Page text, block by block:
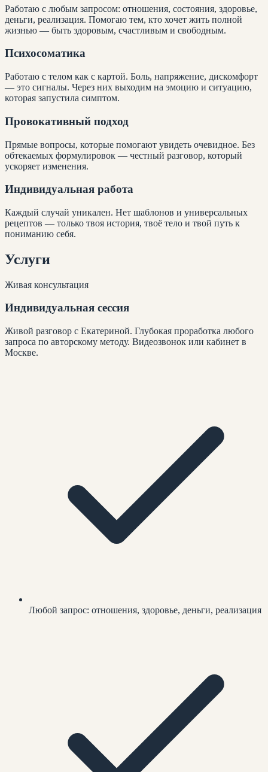
Работаю с любым запросом: отношения, состояния, здоровье,
деньги, реализация. Помогаю тем, кто хочет жить полной
жизнью — быть здоровым, счастливым и свободным.
Психосоматика
Работаю с телом как с картой. Боль, напряжение, дискомфорт
— это сигналы. Через них выходим на эмоцию и ситуацию,
которая запустила симптом.
Провокативный подход
Прямые вопросы, которые помогают увидеть очевидное. Без
обтекаемых формулировок — честный разговор, который
ускоряет изменения.
Индивидуальная работа
Каждый случай уникален. Нет шаблонов и универсальных
рецептов — только твоя история, твоё тело и твой путь к
пониманию себя.
Услуги
Живая консультация
Индивидуальная сессия
Живой разговор с Екатериной. Глубокая проработка любого
запроса по авторскому методу. Видеозвонок или кабинет в
Москве.
Любой запрос: отношения, здоровье, деньги, реализация